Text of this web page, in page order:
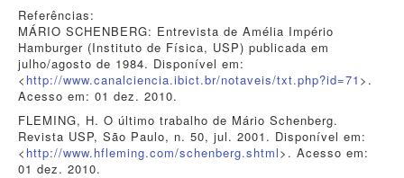
Referências:
MÁRIO SCHENBERG: Entrevista de Amélia Império
Hamburger (Instituto de Física, USP) publicada em
julho/agosto de 1984. Disponível em:
< http://www.canalciencia.ibict.br/notaveis/txt.php?id=71 >.
Acesso em: 01 dez. 2010.
FLEMING, H. O último trabalho de Mário Schenberg.
Revista USP, São Paulo, n. 50, jul. 2001. Disponível em:
< http://www.hfleming.com/schenberg.shtml>. Acesso em:
01 dez. 2010.